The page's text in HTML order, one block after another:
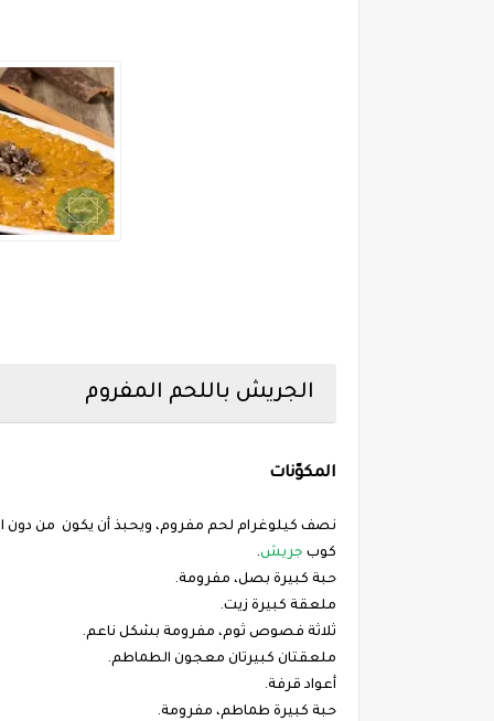
الجريش باللحم المفروم
المكوّنات
نصف كيلوغرام لحم مفروم، ويحبذ أن يكون من دون
كوب جريش.
حبة كبيرة بصل، مفرومة.
ملعقة كبيرة زيت.
ثلاثة فصوص ثوم، مفرومة بشكل ناعم.
ملعقتان كبيرتان معجون الطماطم.
أعواد قرفة.
حبة كبيرة طماطم، مفرومة.